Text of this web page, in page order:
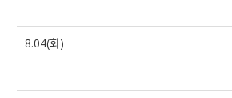
8.04(화)